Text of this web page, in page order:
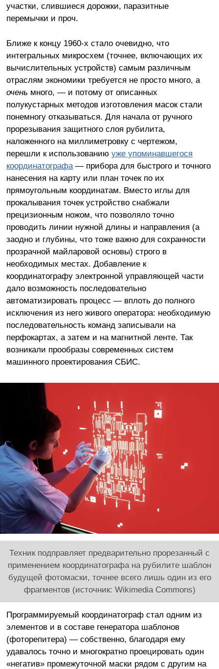
участки, слившиеся дорожки, паразитные
перемычки и проч.
Ближе к концу 1960-х стало очевидно, что
интегральных микросхем (точнее, включающих их
вычислительных устройств) самым различным
отраслям экономики требуется не просто много, а
очень много, — и потому от описанных
полукустарных методов изготовления масок стали
понемногу отказываться. Для начала от ручного
прорезывания защитного слоя рубилита,
наложенного на миллиметровку с чертежом,
перешли к использованию уже упоминавшегося
координатографа— прибора для быстрого и точного
нанесения на карту или план точек по их
прямоугольным координатам. Вместо иглы для
прокалывания точек устройство снабжали
прецизионным ножом, что позволяло точно
проводить линии нужной длины и направления (а
заодно и глубины, что тоже важно для сохранности
прозрачной майларовой основы) строго в
необходимых местах. Добавление к
координатографу электронной управляющей части
дало возможность последовательно
автоматизировать процесс — вплоть до полного
исключения из него живого оператора: необходимую
последовательность команд записывали на
перфокартах, а затем и на магнитной ленте. Так
возникали прообразы современных систем
машинного проектирования СБИС.
Техник подправляет предварительно прорезанный с
применением координатографа на рубилите шаблон
будущей фотомаски, точнее всего лишь один из его
фрагментов (источник: Wikimedia Commons)
Программируемый координатограф стал одним из
элементов и в составе генератора шаблонов
(фоторепитера) — собственно, благодаря ему
удавалось точно и многократно проецировать один
«негатив» промежуточной маски рядом с другим на